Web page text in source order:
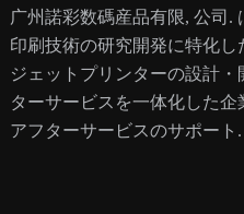
广州諾彩数碼産品有限, 公司.
印刷技術の研究開発に特化
ジェットプリンターの設計
ターサービスを一体化した
アフターサービスのサポート.